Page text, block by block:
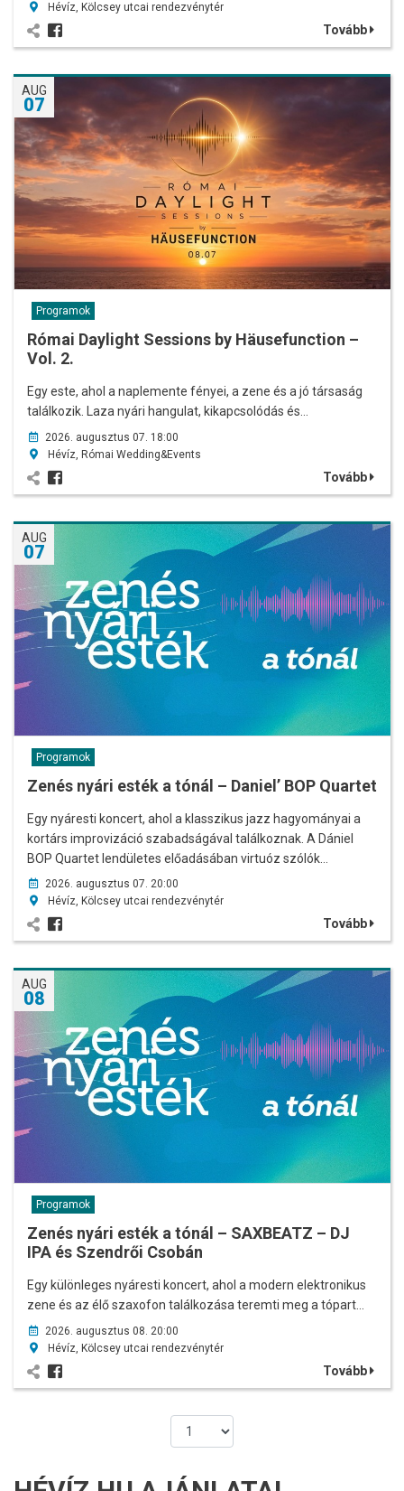
Hévíz, Kölcsey utcai rendezvénytér
Tovább
AUG
07
Programok
Római Daylight Sessions by Häusefunction –
Vol. 2.
Egy este, ahol a naplemente fényei, a zene és a jó társaság
találkozik. Laza nyári hangulat, kikapcsolódás és…
2026. augusztus 07. 18:00
Hévíz, Római Wedding&Events
Tovább
AUG
07
Programok
Zenés nyári esték a tónál – Daniel’ BOP Quartet
Egy nyáresti koncert, ahol a klasszikus jazz hagyományai a
kortárs improvizáció szabadságával találkoznak. A Dániel
BOP Quartet lendületes előadásában virtuóz szólók…
2026. augusztus 07. 20:00
Hévíz, Kölcsey utcai rendezvénytér
Tovább
AUG
08
Programok
Zenés nyári esték a tónál – SAXBEATZ – DJ
IPA és Szendrői Csobán
Egy különleges nyáresti koncert, ahol a modern elektronikus
zene és az élő szaxofon találkozása teremti meg a tópart…
2026. augusztus 08. 20:00
Hévíz, Kölcsey utcai rendezvénytér
Tovább